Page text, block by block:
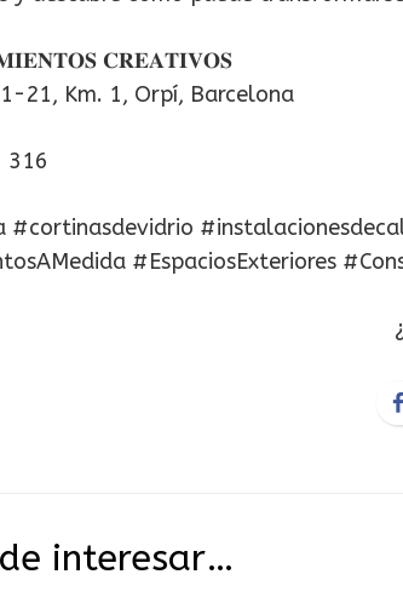
𝐂𝐑𝐄𝐀𝐓𝐈𝐕𝐎𝐒
21, Km. 1, Orpí, Barcelona
316
#cortinasdevidrio
#EspaciosExteriores
interesar…